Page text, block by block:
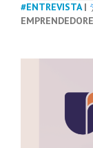
#ENTREVISTA|